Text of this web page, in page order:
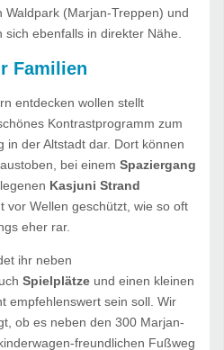
(Marjan-Treppen) und
ebenfalls in direkter Nähe.
Familien
entdecken wollen stellt
Kontrastprogramm zum
in der Altstadt dar. Dort können
bei einem Spaziergang
Kasjuni Strand
vor Wellen geschützt, wie so oft
eher rar.
ihr neben
Spielplätzeund einen kleinen
empfehlenswert sein soll. Wir
ob es neben den 300 Marjan-
freundlichen Fußweg